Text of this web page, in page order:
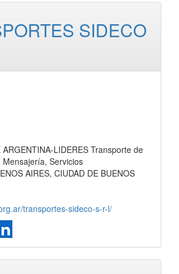
SIDECO
ARGENTINA-LIDERES Transporte de
Servicios
AIRES, CIUDAD DE BUENOS
transportes-sideco-s-r-l/